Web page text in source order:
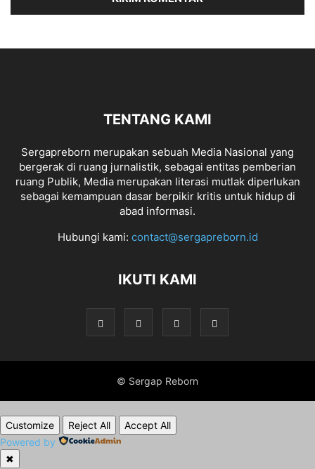
TENTANG KAMI
Sergapreborn merupakan sebuah Media Nasional yang
bergerak di ruang jurnalistik, sebagai entitas pemberian
ruang Publik, Media merupakan literasi mutlak diperlukan
sebagai kemampuan dasar berpikir kritis untuk hidup di
abad informasi.
Hubungi kami: contact@sergapreborn.id
IKUTI KAMI
© Sergap Reborn
Customize Reject All
Accept All
Powered by
✖